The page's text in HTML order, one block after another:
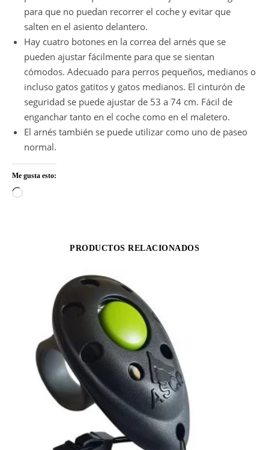
para que no puedan recorrer el coche y evitar que
salten en el asiento delantero.
Hay cuatro botones en la correa del arnés que se
pueden ajustar fácilmente para que se sientan
cómodos. Adecuado para perros pequeños, medianos o
incluso gatos gatitos y gatos medianos. El cinturón de
seguridad se puede ajustar de 53 a 74 cm. Fácil de
enganchar tanto en el coche como en el maletero.
El arnés también se puede utilizar como uno de paseo
normal.
Me gusta esto:
Cargando...
PRODUCTOS RELACIONADOS